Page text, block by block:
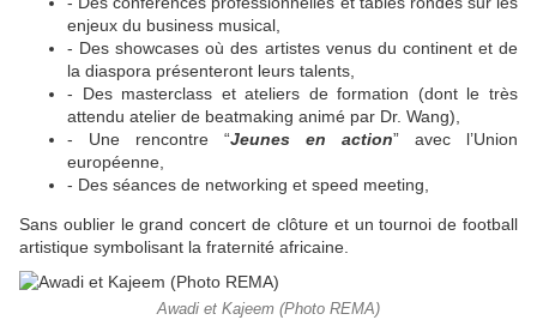
enjeux du business musical,
- Des showcases où des artistes venus du continent et de
la diaspora présenteront leurs talents,
- Des masterclass et ateliers de formation (dont le très
attendu atelier de beatmaking animé par Dr. Wang),
- Une rencontre “Jeunes en action” avec l’Union
européenne,
- Des séances de networking et speed meeting,
Sans oublier le grand concert de clôture et un tournoi de football
artistique symbolisant la fraternité africaine.
Awadi et Kajeem (Photo REMA)